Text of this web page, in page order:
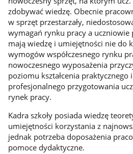
zdobywać wiedzę. Obecnie
w sprzęt przestarzały,
wymagań rynku pracy a uczniowie
mają wiedzę i umiejętności nie do
wymogów współczesnego rynku
nowoczesnego wyposażenia
poziomu kształcenia praktycznego
profesjonalnego przygotowania
rynek pracy.
Kadra szkoły posiada wiedzę
umiejętności korzystania z
jednak potrzeba doposażenia
pomoce dydaktyczne.